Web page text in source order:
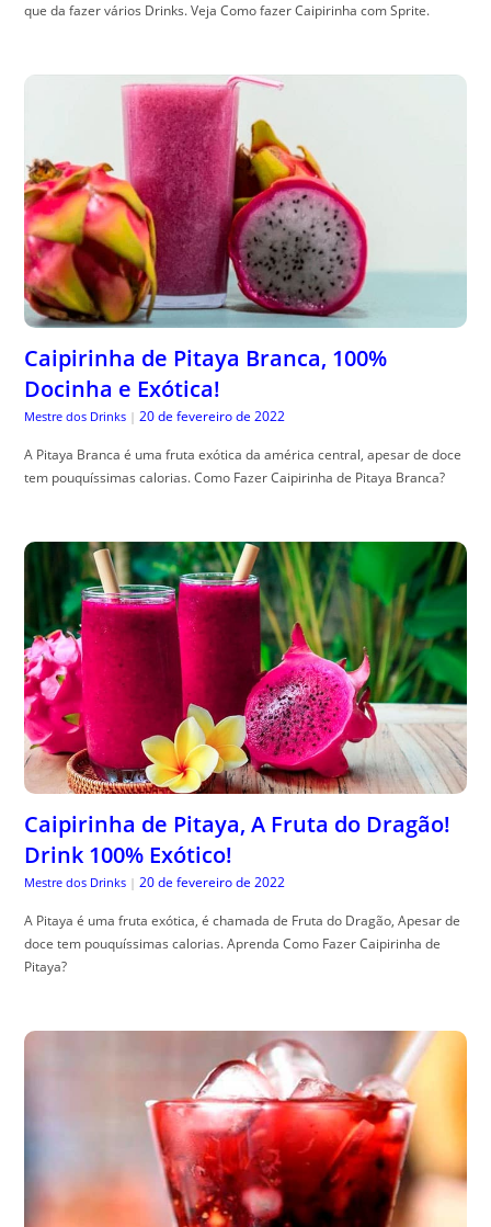
que da fazer vários Drinks. Veja Como fazer Caipirinha com Sprite.
Caipirinha de Pitaya Branca, 100%
Docinha e Exótica!
Mestre dos Drinks | 20 de fevereiro de 2022
A Pitaya Branca é uma fruta exótica da américa central, apesar de doce
tem pouquíssimas calorias. Como Fazer Caipirinha de Pitaya Branca?
Caipirinha de Pitaya, A Fruta do Dragão!
Drink 100% Exótico!
Mestre dos Drinks | 20 de fevereiro de 2022
A Pitaya é uma fruta exótica, é chamada de Fruta do Dragão, Apesar de
doce tem pouquíssimas calorias. Aprenda Como Fazer Caipirinha de
Pitaya?